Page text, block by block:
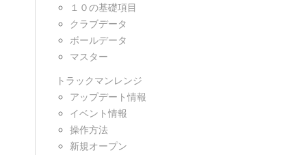
１０の基礎項目
クラブデータ
ボールデータ
マスター
トラックマンレンジ
アップデート情報
イベント情報
操作方法
新規オープン